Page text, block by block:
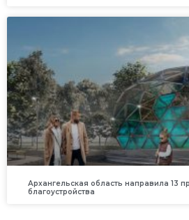
Архангельская область направила 13
благоустройства